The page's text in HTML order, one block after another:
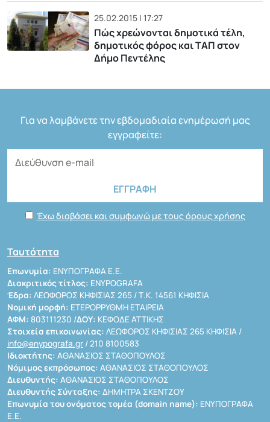
25.02.2015 | 17:27
Πώς χρεώνονται δημοτικά τέλη,
δημοτικός φόρος και ΤΑΠ στον
Δήμο Πεντέλης
Για να λαμβάνετε την εβδομαδιαία ενημέρωσή μας
εγγραφείτε:
Έχω διαβάσει και συμφωνώ με τους όρους χρήσης
Ταυτότητα
Επωνυμία: ΕΝΥΠΟΓΡΑΦΑ Ε.Ε.
Διακριτικός τίτλος: ENYPOGRAFA
Έδρα: ΛΕΩΦΟΡΟΣ ΚΗΦΙΣΙΑΣ 265 / Τ.Κ. 14561 ΚΗΦΙΣΙΑ
Νομική μορφή: ΕΤΕΡΟΡΡΥΘΜΗ ΕΤΑΙΡΕΙΑ
ΑΦΜ: 803111230 /ΔΟΥ: ΚΕΦΟΔΕ ΑΤΤΙΚΗΣ
Στοιχεία επικοινωνίας: ΛΕΩΦΟΡΟΣ ΚΗΦΙΣΙΑΣ 265 ΚΗΦΙΣΙΑ /
info@enypografa.gr / 210 8100583
Ιδιοκτήτης: ΑΘΑΝΑΣΙΟΣ ΣΤΑΘΟΠΟΥΛΟΣ
Νόμιμος εκπρόσωπος: ΑΘΑΝΑΣΙΟΣ ΣΤΑΘΟΠΟΥΛΟΣ
Διευθυντής: ΑΘΑΝΑΣΙΟΣ ΣΤΑΘΟΠΟΥΛΟΣ
Διευθυντής Σύνταξης: ΔΗΜΗΤΡΑ ΣΚΕΝΤΖΟΥ
Επωνυμία του ονόματος τομέα (domain name): ΕΝΥΠΟΓΡΑΦΑ
Ε.Ε.